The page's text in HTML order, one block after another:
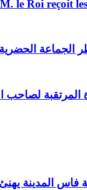
le Roi reçoit
الجماعة
المرتقبة لصاحب
يهنئ صاحب الجلالة